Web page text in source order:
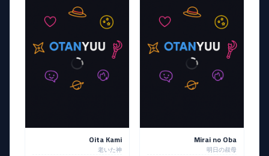
Mirai no Oba
明日の叔母
Oita Kami
老いた神